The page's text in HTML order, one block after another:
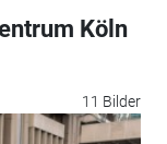
Köln
11 Bilder